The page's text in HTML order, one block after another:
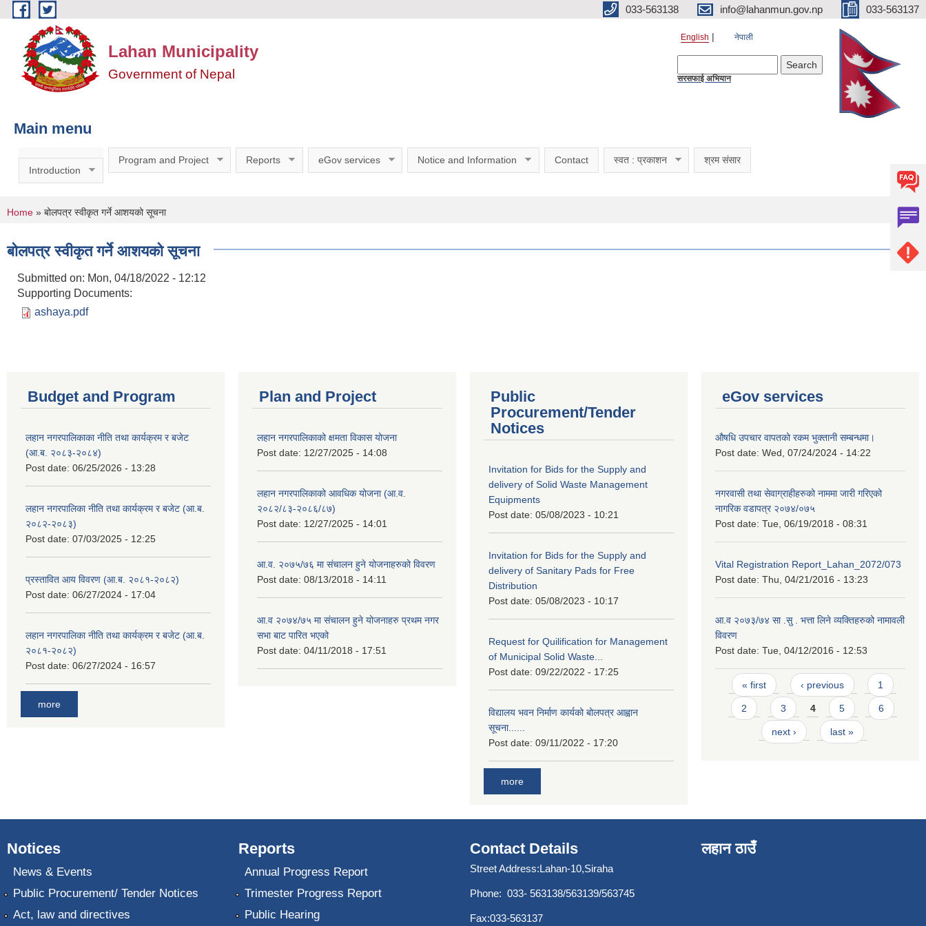
Skip to main content 033-563138 info@lahanmun.gov.np 033-563137
Lahan Municipality
Government of Nepal
English नेपाली
सरसफाई अभियान
Main menu
Introduction
Program and Project Reports eGov services Notice and Information Contact स्वत : प्रकाशन श्रम संसार
You are here
Home » बोलपत्र स्वीकृत गर्ने आशयको सूचना
बोलपत्र स्वीकृत गर्ने आशयको सूचना
Submitted on: Mon, 04/18/2022 - 12:12
Supporting Documents:
ashaya.pdf
Budget and Program
लहान नगरपालिकाका नीति तथा कार्यक्रम र बजेट
(आ.ब. २०८३-२०८४)
Post date: 06/25/2026 - 13:28
लहान नगरपालिका नीति तथा कार्यक्रम र बजेट (आ.ब.
२०८२-२०८३)
Post date: 07/03/2025 - 12:25
प्रस्तावित आय विवरण (आ.ब. २०८१-२०८२)
Post date: 06/27/2024 - 17:04
लहान नगरपालिका नीति तथा कार्यक्रम र बजेट (आ.ब.
२०८१-२०८२)
Post date: 06/27/2024 - 16:57
more
Plan and Project
लहान नगरपालिकाको क्षमता विकास योजना
Post date: 12/27/2025 - 14:08
लहान नगरपालिकाको आवधिक योजना (आ.व.
२०८२/८३-२०८६/८७)
Post date: 12/27/2025 - 14:01
आ.व. २०७५/७६ मा संचालन हुने योजनाहरुको विवरण
Post date: 08/13/2018 - 14:11
आ.व २०७४/७५ मा संचालन हुने योजनाहरु प्रथम नगर
सभा बाट पारित भएको
Post date: 04/11/2018 - 17:51
Public
Procurement/Tender
Notices
Invitation for Bids for the Supply and
delivery of Solid Waste Management
Equipments
Post date: 05/08/2023 - 10:21
Invitation for Bids for the Supply and
delivery of Sanitary Pads for Free
Distribution
Post date: 05/08/2023 - 10:17
Request for Quilification for Management
of Municipal Solid Waste...
Post date: 09/22/2022 - 17:25
विद्यालय भवन निर्माण कार्यको बोलपत्र आह्वान
सूचना......
Post date: 09/11/2022 - 17:20
more
eGov services
औषधि उपचार वापतको रकम भुक्तानी सम्बन्धमा।
Post date: Wed, 07/24/2024 - 14:22
नगरवासी तथा सेवाग्राहीहरुको नाममा जारी गरिएको
नागरिक वडापत्र २०७४/०७५
Post date: Tue, 06/19/2018 - 08:31
Vital Registration Report_Lahan_2072/073
Post date: Thu, 04/21/2016 - 13:23
आ.व २०७३/७४ सा .सु . भत्ता लिने व्यक्तिहरुको नामावली
विवरण
Post date: Tue, 04/12/2016 - 12:53
Pages
« first ‹ previous 1
2 3 4 5 6
next › last »
Notices
News & Events
Public Procurement/ Tender Notices
Act, law and directives
Reports
Annual Progress Report
Trimester Progress Report
Public Hearing
Contact Details
Street Address:Lahan-10,Siraha
Phone: 033- 563138/563139/563745
Fax:033-563137
लहान ठाउँ